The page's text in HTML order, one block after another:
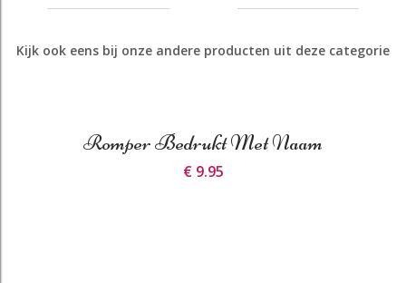
Kijk ook eens bij onze andere producten uit deze categorie
Romper Bedrukt Met Naam
€ 9.95